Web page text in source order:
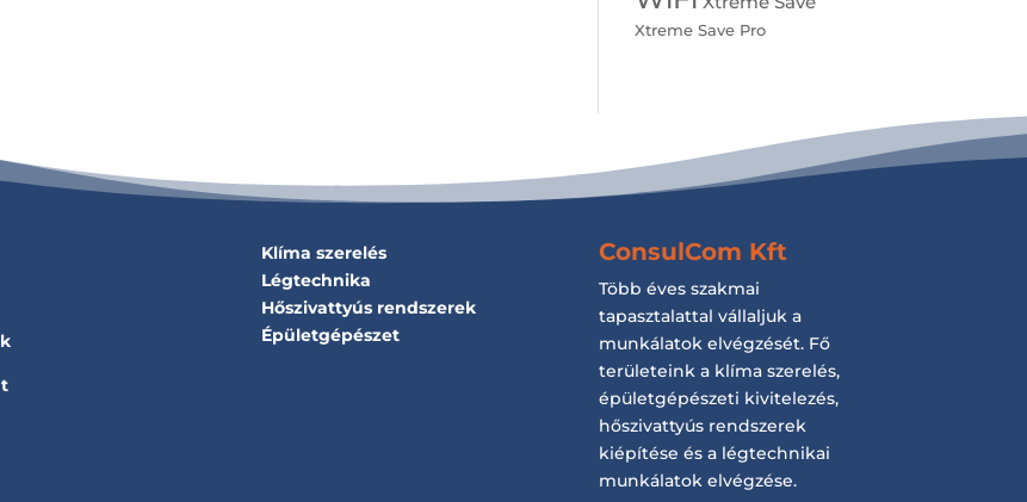
Xtreme Save Pro
Klíma szerelés
Légtechnika
Hőszivattyús rendszerek
Épületgépészet
ConsulCom Kft
Több éves szakmai
tapasztalattal vállaljuk a
munkálatok elvégzését. Fő
területeink a klíma szerelés,
épületgépészeti kivitelezés,
hőszivattyús rendszerek
kiépítése és a légtechnikai
munkálatok elvégzése.